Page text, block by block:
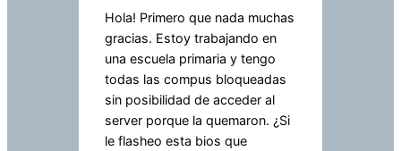
Hola! Primero que nada muchas
gracias. Estoy trabajando en
una escuela primaria y tengo
todas las compus bloqueadas
sin posibilidad de acceder al
server porque la quemaron. ¿Si
le flasheo esta bios que